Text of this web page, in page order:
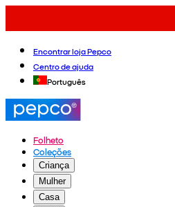
Encontrar loja Pepco
Centro de ajuda
Português
Folheto
Coleções
Criança
Mulher
Casa